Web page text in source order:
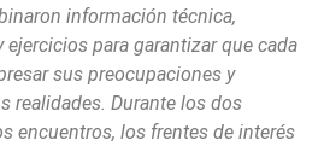
información técnica,
para garantizar que cada
sus preocupaciones y
realidades. Durante los dos
encuentros, los frentes de interés